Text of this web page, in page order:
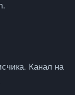
Канал на